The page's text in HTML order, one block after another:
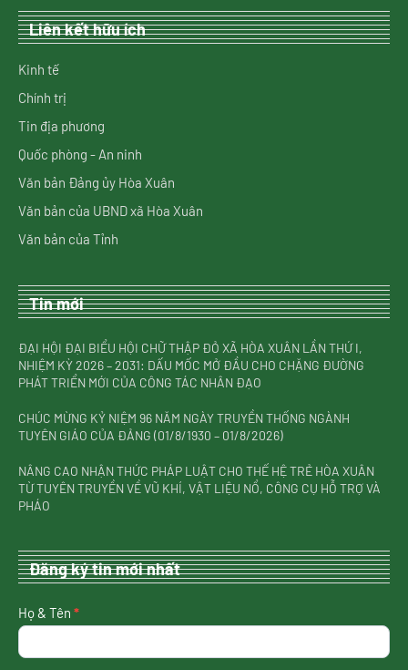
Liên kết hữu ích
Kinh tế
Chính trị
Tin địa phương
Quốc phòng - An ninh
Văn bản Đảng ủy Hòa Xuân
Văn bản của UBND xã Hòa Xuân
Văn bản của Tỉnh
Tin mới
ĐẠI HỘI ĐẠI BIỂU HỘI CHỮ THẬP ĐỎ XÃ HÒA XUÂN LẦN THỨ I,
NHIỆM KỲ 2026 – 2031: DẤU MỐC MỞ ĐẦU CHO CHẶNG ĐƯỜNG
PHÁT TRIỂN MỚI CỦA CÔNG TÁC NHÂN ĐẠO
CHÚC MỪNG KỶ NIỆM 96 NĂM NGÀY TRUYỀN THỐNG NGÀNH
TUYÊN GIÁO CỦA ĐẢNG (01/8/1930 – 01/8/2026)
NÂNG CAO NHẬN THỨC PHÁP LUẬT CHO THẾ HỆ TRẺ HÒA XUÂN
TỪ TUYÊN TRUYỀN VỀ VŨ KHÍ, VẬT LIỆU NỔ, CÔNG CỤ HỖ TRỢ VÀ
PHÁO
Đăng ký tin mới nhất
nhận
tin
nhất
Họ & Tên *